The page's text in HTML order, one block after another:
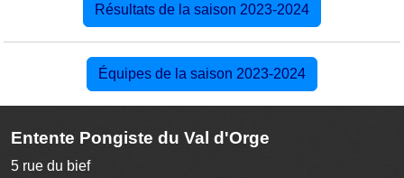
Résultats de la saison 2023-2024
Équipes de la saison 2023-2024
Entente Pongiste du Val d'Orge
5 rue du bief